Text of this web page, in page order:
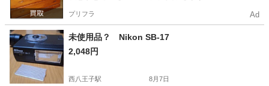
プリフラ Ad
未使用品？ Nikon SB-17
2,048円
西八王子駅 8月7日